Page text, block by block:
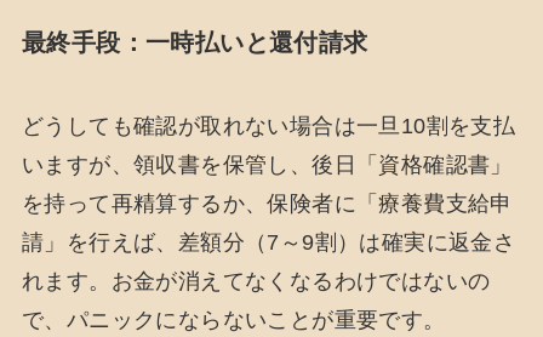
最終手段：一時払いと還付請求
どうしても確認が取れない場合は一旦10割を支払
いますが、領収書を保管し、後日「資格確認書」
を持って再精算するか、保険者に「療養費支給申
請」を行えば、差額分（7～9割）は確実に返金さ
れます。お金が消えてなくなるわけではないの
で、パニックにならないことが重要です。